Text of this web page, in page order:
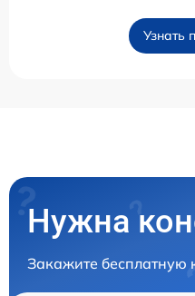
Узнать
Нужна
Закажите бесплатную